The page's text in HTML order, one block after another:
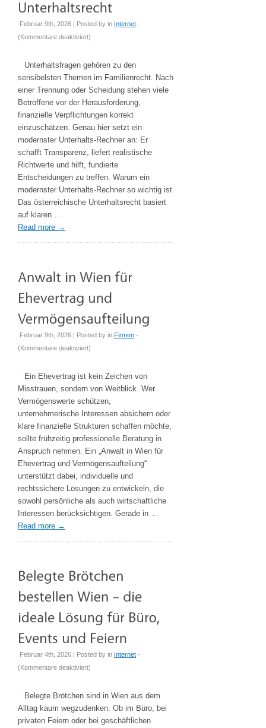
Februar 9th, 2026 | Posted by in Internet -
(Kommentare deaktiviertfür
Unterhalts-
Rechner:
Klare
Orientierung
österreichischen
Unterhaltsrecht
)
Unterhaltsfragen gehören zu den
sensibelsten Themen im Familienrecht. Nach
einer Trennung oder Scheidung stehen viele
Betroffene vor der Herausforderung,
finanzielle Verpflichtungen korrekt
einzuschätzen. Genau hier setzt ein
modernster Unterhalts-Rechner an: Er
schafft Transparenz, liefert realistische
Richtwerte und hilft, fundierte
Entscheidungen zu treffen. Warum ein
modernster Unterhalts-Rechner so wichtig ist
Das österreichische Unterhaltsrecht basiert
auf klaren …
Read more →
Februar 9th, 2026 | Posted by in Firmen -
(Kommentare deaktiviertfür
in
für
und
Vermögensaufteilung
)
Ein Ehevertrag ist kein Zeichen von
Misstrauen, sondern von Weitblick. Wer
Vermögenswerte schützen,
unternehmerische Interessen absichern oder
klare finanzielle Strukturen schaffen möchte,
sollte frühzeitig professionelle Beratung in
Anspruch nehmen. Ein „Anwalt in Wien für
Ehevertrag und Vermögensaufteilung“
unterstützt dabei, individuelle und
rechtssichere Lösungen zu entwickeln, die
sowohl persönliche als auch wirtschaftliche
Interessen berücksichtigen. Gerade in …
Read more →
Februar 4th, 2026 | Posted by in Internet -
(Kommentare deaktiviertfür
Brötchen
bestellen
Wien
)
Belegte Brötchen sind in Wien aus dem
Alltag kaum wegzudenken. Ob im Büro, bei
privaten Feiern oder bei geschäftlichen